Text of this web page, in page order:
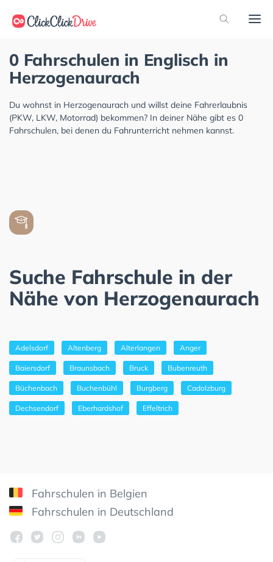
0 Fahrschulen in Englisch in
Herzogenaurach
Du wohnst in Herzogenaurach und willst deine Fahrerlaubnis
(PKW, LKW, Motorrad) bekommen? In deiner Nähe gibt es 0
Fahrschulen, bei denen du Fahrunterricht nehmen kannst.
Suche Fahrschule in der
Nähe von Herzogenaurach
Adelsdorf Altenberg Alterlangen Anger
Baiersdorf Braunsbach Bruck Bubenreuth
Büchenbach Buchenbühl Burgberg Cadolzburg
Dechsendorf Eberhardshof Effeltrich
Fahrschulen in Belgien
Fahrschulen in Deutschland